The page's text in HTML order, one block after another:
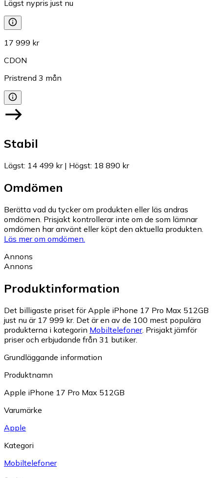
Lägst nypris just nu
17 999 kr
CDON
Pristrend 3 mån
Stabil
Lägst: 14 499 kr| Högst: 18 890 kr
Omdömen
Berätta vad du tycker om produkten eller läs andras
omdömen. Prisjakt kontrollerar inte om de som lämnar
omdömen har använt eller köpt den aktuella produkten.
Läs mer om omdömen.
Annons
Annons
Produktinformation
Det billigaste priset för Apple iPhone 17 Pro Max 512GB
just nu är 17 999 kr. Det är en av de 100 mest populära
produkterna i kategorin Mobiltelefoner. Prisjakt jämför
priser och erbjudande från 31 butiker.
Grundläggande information
Produktnamn
Apple iPhone 17 Pro Max 512GB
Varumärke
Apple
Kategori
Mobiltelefoner